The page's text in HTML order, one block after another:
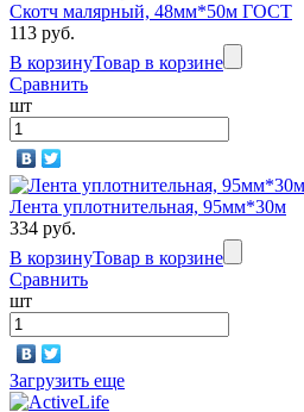
Скотч малярный, 48мм*50м ГОСТ
113 руб.
В корзинуТовар в корзине
Сравнить
шт
Лента уплотнительная, 95мм*30м
334 руб.
В корзинуТовар в корзине
Сравнить
шт
Загрузить еще